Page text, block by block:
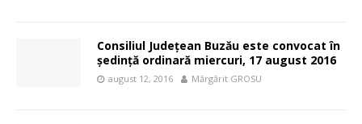
Consiliul Județean Buzău este convocat în
ședință ordinară miercuri, 17 august 2016
august 12, 2016 Mărgărit GROSU